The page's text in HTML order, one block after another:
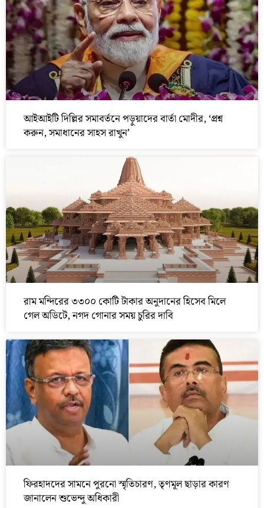
আইআইটি দিল্লির সমাবর্তনে পড়ুয়াদের বার্তা মোদীর, ‘প্রশ্ন
করুন, সমাধানের সাহস রাখুন’
রাম মন্দিরের ৩৩০০ কোটি টাকার অনুদানের হিসেব মিলে
গেল অডিটে, নগদ গোনার সময় চুরির দাবি
ফিরহাদদের সামনে পুরনো স্মৃতিচারণ, তৃণমূল ছাড়ার কারণ
জানালেন শুভেন্দু অধিকারী